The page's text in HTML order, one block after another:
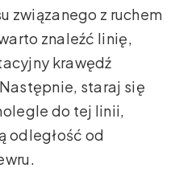
związanego z ruchem
znaleźć linię,
krawędź
staraj się
do tej linii,
odległość od